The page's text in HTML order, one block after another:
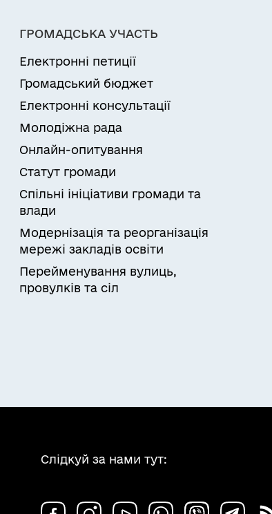
ГРОМАДСЬКА УЧАСТЬ
Електронні петиції
Громадський бюджет
Електронні консультації
Молодіжна рада
Онлайн-опитування
Статут громади
Спільні ініціативи громади та
влади
Модернізація та реорганізація
мережі закладів освіти
Перейменування вулиць,
провулків та сіл
Слідкуй за нами тут: